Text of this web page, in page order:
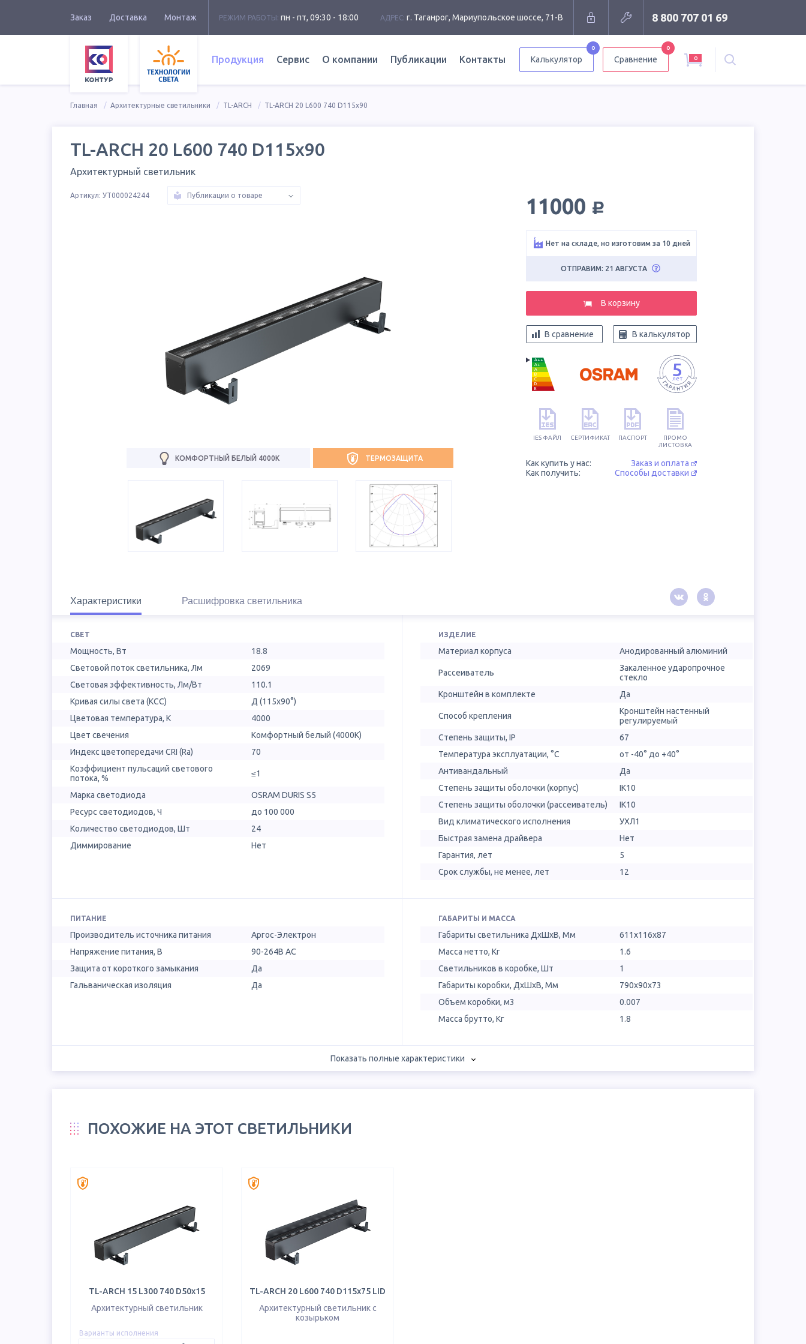
Заказ Доставка Монтаж РЕЖИМ РАБОТЫ: пн - пт, 09:30 - 18:00 АДРЕС: г. Таганрог, Мариупольское шоссе, 71-В 8 800 707 01 69
Продукция Сервис О компании Публикации Контакты Калькулятор
0
Сравнение
0
0
Главная Архитектурные светильники TL-ARCH TL-ARCH 20 L600 740 D115х90
TL-ARCH 20 L600 740 D115х90
Архитектурный светильник
Артикул: УТ000024244 Публикации о товаре
КОМФОРТНЫЙ БЕЛЫЙ 4000К ТЕРМОЗАЩИТА
11000 руб.
Нет на складе, но изготовим за 10 дней
ОТПРАВИМ: 21 АВГУСТА
В корзину
В сравнение В калькулятор
A++
A+
A
B
C
D
E
IES ФАЙЛ СЕРТИФИКАТ ПАСПОРТ
ПРОМО
ЛИСТОВКА
Как купить у нас:
Заказ и оплата
Как получить:
Способы доставки
Характеристики Расшифровка светильника
СВЕТ
Мощность, Вт
18.8
Световой поток светильника, Лм
2069
Световая эффективность, Лм/Вт
110.1
Кривая силы света (КСС)
Д (115х90°)
Цветовая температура, К
4000
Цвет свечения
Комфортный белый (4000К)
Индекс цветопередачи CRI (Ra)
70
Коэффициент пульсаций светового
потока, %
≤1
Марка светодиода
OSRAM DURIS S5
Ресурс светодиодов, Ч
до 100 000
Количество светодиодов, Шт
24
Диммирование
Нет
ИЗДЕЛИЕ
Материал корпуса Анодированный алюминий
Рассеиватель
Закаленное ударопрочное
стекло
Кронштейн в комплекте
Да
Способ крепления
Кронштейн настенный
регулируемый
Степень защиты, IP
67
Температура эксплуатации, °С
от -40° до +40°
Антивандальный
Да
Степень защиты оболочки (корпус)
IK10
Степень защиты оболочки (рассеиватель)
IK10
Вид климатического исполнения
УХЛ1
Быстрая замена драйвера
Нет
Гарантия, лет
5
Срок службы, не менее, лет
12
ПИТАНИЕ
Производитель источника питания
Аргос-Электрон
Напряжение питания, В
90-264В AC
Защита от короткого замыкания
Да
Гальваническая изоляция
Да
ГАБАРИТЫ И МАССА
Габариты светильника ДхШхВ, Мм
611х116х87
Масса нетто, Кг
1.6
Светильников в коробке, Шт
1
Габариты коробки, ДхШхВ, Мм
790x90x73
Объем коробки, м3
0.007
Масса брутто, Кг
1.8
Показать полные характеристики
ПОХОЖИЕ НА ЭТОТ СВЕТИЛЬНИКИ
TL-ARCH 15 L300 740 D50х15
Архитектурный светильник
Варианты исполнения
TL-ARCH 20 L600 740 D115х75 LID
Архитектурный светильник с
козырьком